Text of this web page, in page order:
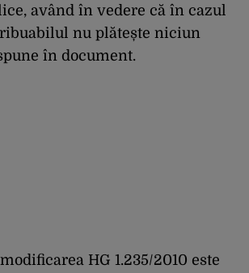
având în vedere că în cazul
nu plătește niciun
în document.
HG 1.235/2010 este